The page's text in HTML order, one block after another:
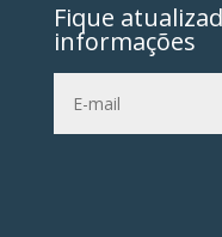
Fique
informações